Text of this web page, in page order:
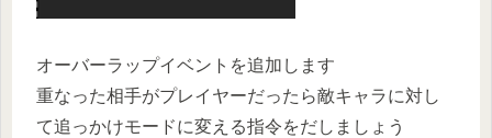
オーバーラップイベントを追加します
重なった相手がプレイヤーだったら敵キャラに対し
て追っかけモードに変える指令をだしましょう